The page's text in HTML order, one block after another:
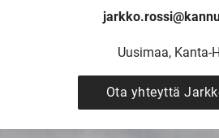
Uusimaa, Kanta-
Ota yhteyttä